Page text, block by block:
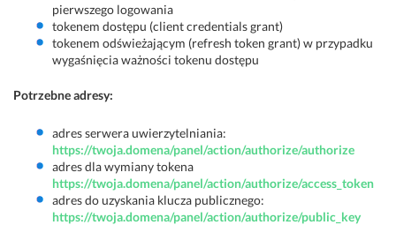
pierwszego logowania
tokenem dostępu (client credentials grant)
tokenem odświeżającym (refresh token grant) w przypadku
wygaśnięcia ważności tokenu dostępu
Potrzebne adresy:
adres serwera uwierzytelniania:
https://twoja.domena/panel/action/authorize/authorize
adres dla wymiany tokena
https://twoja.domena/panel/action/authorize/access_token
adres do uzyskania klucza publicznego:
https://twoja.domena/panel/action/authorize/public_key